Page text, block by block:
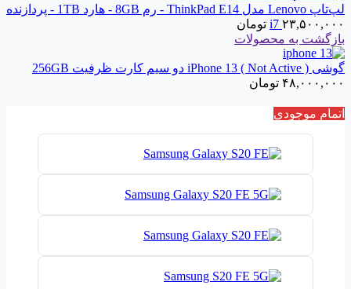
لپ‌تاپ Lenovo مدل ThinkPad E14 - رم 8GB - هارد 1TB - پردازنده
i7 ۲۳,۵۰۰,۰۰۰
تومان
بازگشت به محصولات
گوشی iPhone 13 ( Not Active ) دو سیم‌ کارت ظرفیت 256GB
۴۸,۰۰۰,۰۰۰ تومان
اتمام موجودی